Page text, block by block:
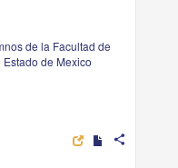
de la Facultad de
de Mexico
share